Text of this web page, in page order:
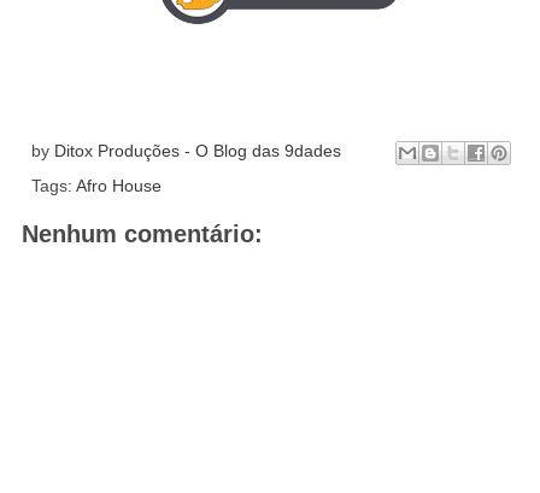
by Ditox Produções - O Blog das 9dades
Tags: Afro House
Nenhum comentário: